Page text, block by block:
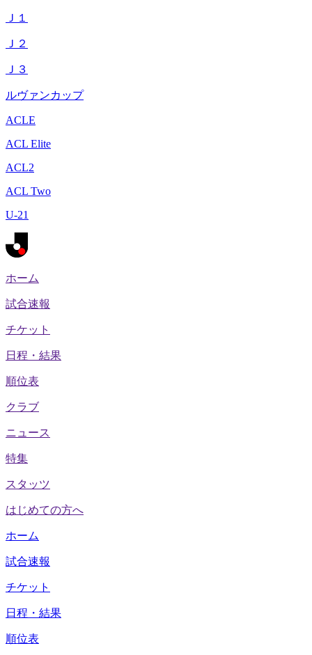
Ｊ１
Ｊ２
Ｊ３
ルヴァンカップ
ACLE
ACL Elite
ACL2
ACL Two
U-21
ホーム
試合速報
チケット
日程・結果
順位表
クラブ
ニュース
特集
スタッツ
はじめての方へ
ホーム
試合速報
チケット
日程・結果
順位表